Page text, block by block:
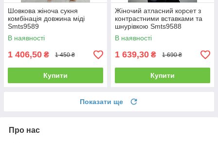
Шовкова жіноча сукня
комбінація довжина міді
Smts9589
В наявності
1 406,50 ₴ 1 450 ₴
Купити
Жіночий атласний корсет з
контрастними вставками та
шнурівкою Smts9588
В наявності
1 639,30 ₴ 1 690 ₴
Купити
Показати ще
Про нас